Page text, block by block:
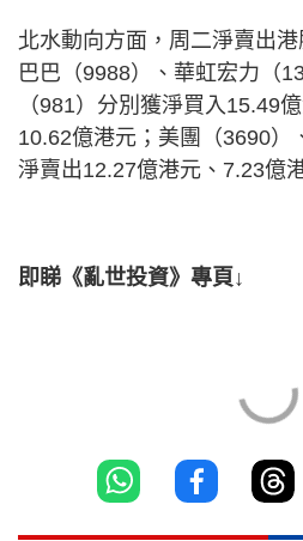
北水動向方面，周二淨賣出
巴巴（9988）、華虹宏力（
（981）分別獲淨買入15.49
10.62億港元；美團（3690）
淨賣出12.27億港元、7.23億
即睇《亂世投資》專頁↓